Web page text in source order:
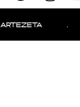
ARTEZETA